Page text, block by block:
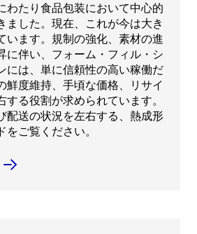
わたり食品包装において中心的
ました。現在、これが今は大き
います。規制の強化、素材の進
に伴い、フォーム・フィル・シ
には、単に信頼性の高い稼働だ
鮮度維持、手頃な価格、リサイ
する役割が求められています。
配送の状況を左右する、熱成形
ご覧ください。